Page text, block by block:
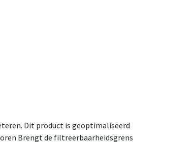
Dit product is geoptimaliseerd
Brengt de filtreerbaarheidsgrens